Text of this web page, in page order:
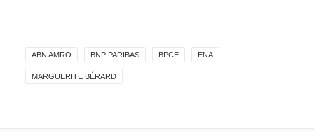
ABN AMRO BNP PARIBAS BPCE ENA
MARGUERITE BÉRARD